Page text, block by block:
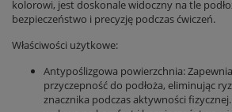
kolorowi, jest doskonale widoczny na tle
bezpieczeństwo i precyzję podczas ćwiczeń.
Właściwości użytkowe:
Antypoślizgowa powierzchnia:
przyczepność do podłoża, eliminując
znacznika podczas aktywności